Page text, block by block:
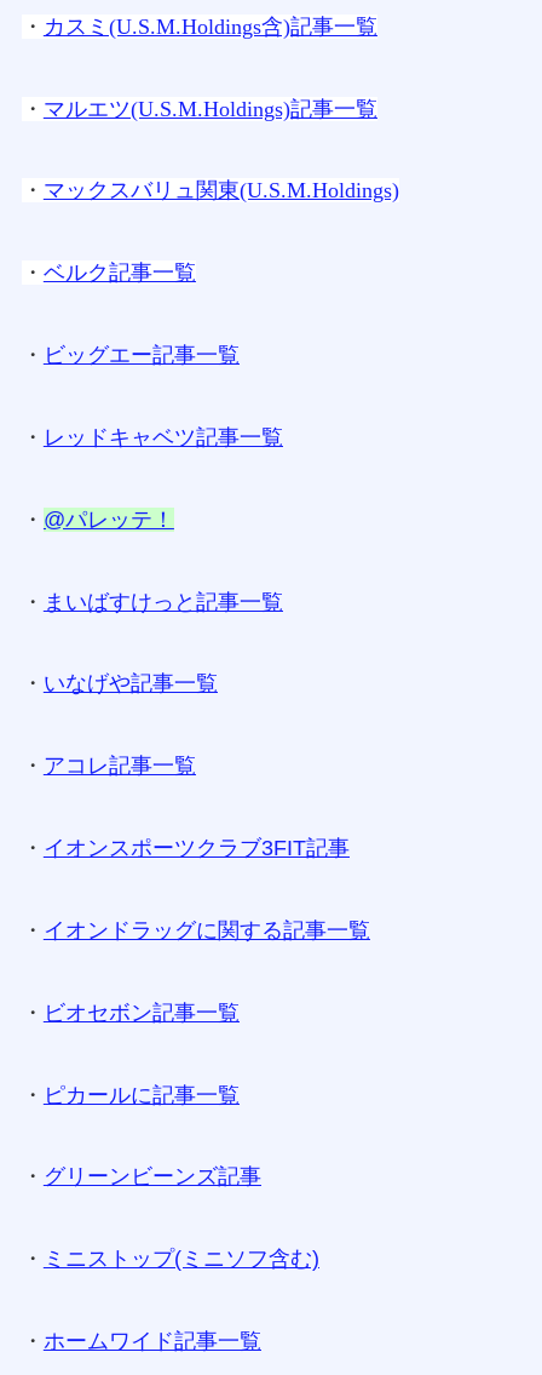
・ カスミ(U.S.M.Holdings含)記事一覧
・ マルエツ(U.S.M.Holdings)記事一覧
・ マックスバリュ関東(U.S.M.Holdings)
・ ベルク記事一覧
・ ビッグエー記事一覧
・ レッドキャベツ記事一覧
・ @パレッテ！
・ まいばすけっと記事一覧
・ いなげや記事一覧
・ アコレ記事一覧
・ イオンスポーツクラブ3FIT記事
・ イオンドラッグに関する記事一覧
・ ビオセボン記事一覧
・ ピカールに記事一覧
・ グリーンビーンズ記事
・ ミニストップ(ミニソフ含む)
・ ホームワイド記事一覧